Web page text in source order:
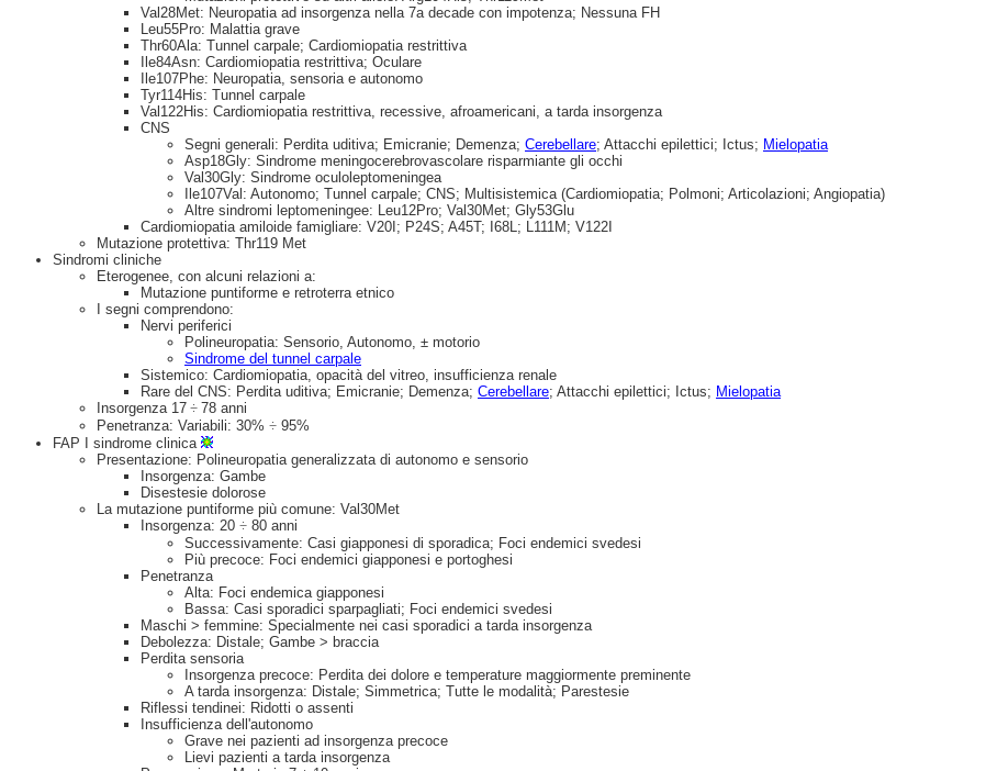
Val28Met: Neuropatia ad insorgenza nella 7a decade con impotenza; Nessuna FH
Leu55Pro: Malattia grave
Thr60Ala: Tunnel carpale; Cardiomiopatia restrittiva
Ile84Asn: Cardiomiopatia restrittiva; Oculare
Ile107Phe: Neuropatia, sensoria e autonomo
Tyr114His: Tunnel carpale
Val122His: Cardiomiopatia restrittiva, recessive, afroamericani, a tarda insorgenza
CNS
Segni generali: Perdita uditiva; Emicranie; Demenza; Cerebellare; Attacchi epilettici; Ictus; Mielopatia
Asp18Gly: Sindrome meningocerebrovascolare risparmiante gli occhi
Val30Gly: Sindrome oculoleptomeningea
Ile107Val: Autonomo; Tunnel carpale; CNS; Multisistemica (Cardiomiopatia; Polmoni; Articolazioni; Angiopatia)
Altre sindromi leptomeningee: Leu12Pro; Val30Met; Gly53Glu
Cardiomiopatia amiloide famigliare: V20I; P24S; A45T; I68L; L111M; V122I
Mutazione protettiva: Thr119 Met
Sindromi cliniche
Eterogenee, con alcuni relazioni a:
Mutazione puntiforme e retroterra etnico
I segni comprendono:
Nervi periferici
Polineuropatia: Sensorio, Autonomo, ± motorio
Sindrome del tunnel carpale
Sistemico: Cardiomiopatia, opacità del vitreo, insufficienza renale
Rare del CNS: Perdita uditiva; Emicranie; Demenza; Cerebellare; Attacchi epilettici; Ictus; Mielopatia
Insorgenza 17 ÷ 78 anni
Penetranza: Variabili: 30% ÷ 95%
FAP I sindrome clinica
Presentazione: Polineuropatia generalizzata di autonomo e sensorio
Insorgenza: Gambe
Disestesie dolorose
La mutazione puntiforme più comune: Val30Met
Insorgenza: 20 ÷ 80 anni
Successivamente: Casi giapponesi di sporadica; Foci endemici svedesi
Più precoce: Foci endemici giapponesi e portoghesi
Penetranza
Alta: Foci endemica giapponesi
Bassa: Casi sporadici sparpagliati; Foci endemici svedesi
Maschi > femmine: Specialmente nei casi sporadici a tarda insorgenza
Debolezza: Distale; Gambe > braccia
Perdita sensoria
Insorgenza precoce: Perdita dei dolore e temperature maggiormente preminente
A tarda insorgenza: Distale; Simmetrica; Tutte le modalità; Parestesie
Riflessi tendinei: Ridotti o assenti
Insufficienza dell'autonomo
Grave nei pazienti ad insorgenza precoce
Lievi pazienti a tarda insorgenza